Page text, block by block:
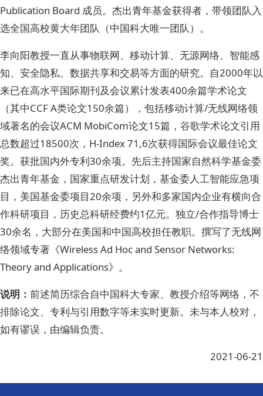
Publication Board 成员。杰出青年基金获得者，带领团队入
选全国高校黄大年团队（中国科大唯一团队）。
李向阳教授一直从事物联网、移动计算、无源网络、智能感
知、安全隐私、数据共享和交易等方面的研究。自2000年以
来已在高水平国际期刊及会议累计发表400余篇学术论文
（其中CCF A类论文150余篇），包括移动计算/无线网络领
域著名的会议ACM MobiCom论文15篇，谷歌学术论文引用
总数超过18500次，H-Index 71,6次获得国际会议最佳论文
奖。获批国内外专利30余项。先后主持国家自然科学基金委
杰出青年基金，国家重点研发计划，基金委人工智能应急项
目，美国基金委项目20余项，另外和多家国内企业有横向合
作科研项目，历史总科研经费约1亿元。独立/合作指导博士
30余名，大部分在美国和中国高校担任教职。撰写了无线网
络领域专著《Wireless Ad Hoc and Sensor Networks:
Theory and Applications》。
说明： 前述简历综合自中国科大专家、教授介绍等网络，不
排除论文、专利与引用数字等未实时更新。未与本人校对，
如有谬误，由编辑负责。
2021-06-21